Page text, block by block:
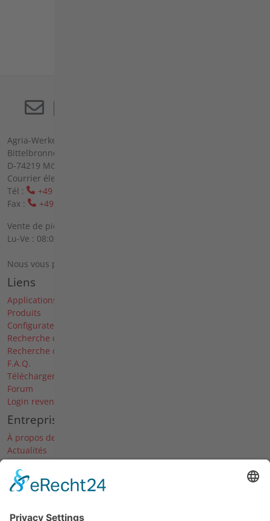
Agria-Werke GmbH (société à responsabilité limitée)
Bittelbronner Str. 42
D-74219 Möckmühl
Courrier électronique :
Tél :
+49 6298 39-0
Fax :
+49 6298 39-111
Vente de pièces de rechange sur place :
Lu-Ve : 08:00 - 12:00 heures et 13:00 - 16:00 heures
Nous vous prions de vous inscrire par téléphone.
Liens
Applications
Produits
Configurateur
Recherche de pièces de rechange
Recherche de revendeurs
F.A.Q.
Téléchargements
Forum
Login revendeur
Entreprise
À propos de nous
Actualités
Dates & Salons
Carrière
Historique